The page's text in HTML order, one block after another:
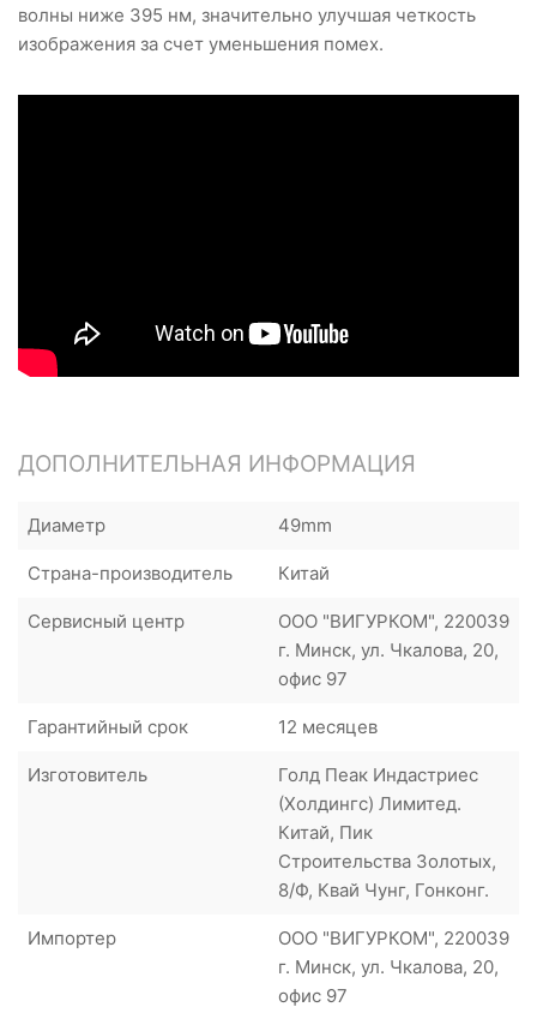
волны ниже 395 нм, значительно улучшая четкость
изображения за счет уменьшения помех.
ДОПОЛНИТЕЛЬНАЯ ИНФОРМАЦИЯ
Диаметр 49mm
Страна-производитель Китай
Сервисный центр
ООО "ВИГУРКОМ", 220039
г. Минск, ул. Чкалова, 20,
офис 97
Гарантийный срок 12 месяцев
Изготовитель
Голд Пеак Индастриес
(Холдингс) Лимитед.
Китай, Пик
Строительства Золотых,
8/Ф, Квай Чунг, Гонконг.
Импортер
ООО "ВИГУРКОМ", 220039
г. Минск, ул. Чкалова, 20,
офис 97